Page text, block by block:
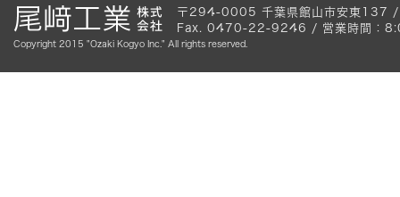
〒294-0005 千葉県館山市安東
Fax. 0470-22-9246 / 営業時間：
Copyright 2015 "Ozaki Kogyo Inc." All rights reserved.